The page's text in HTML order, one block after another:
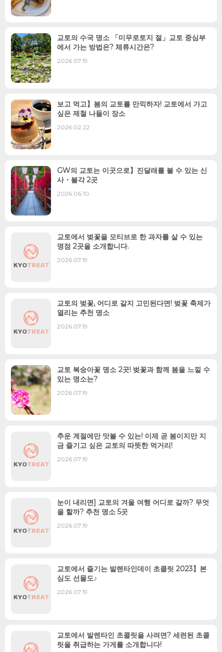
교토의 수국 명소 「미무로토지 절」교토 중심부
에서 가는 방법은? 체류시간은?
2026.07.19
보고 먹고】봄의 교토를 만끽하자! 교토에서 가고
싶은 제철 나들이 장소
2026.02.22
GW의 교토는 이곳으로】진달래를 볼 수 있는 신
사・불각 2곳
2026.06.10
교토에서 벚꽃을 모티브로 한 과자를 살 수 있는
명점 2곳을 소개합니다.
2026.07.19
교토의 벚꽃, 어디로 갈지 고민된다면! 벚꽃 축제가
열리는 추천 명소
2026.07.19
교토 복숭아꽃 명소 2곳! 벚꽃과 함께 봄을 느낄 수
있는 명소는?
2026.07.19
추운 계절에만 맛볼 수 있는! 이제 곧 봄이지만 지
금 즐기고 싶은 교토의 따뜻한 먹거리!
2026.07.19
눈이 내리면] 교토의 겨울 여행 어디로 갈까? 무엇
을 할까? 추천 명소 5곳
2026.07.19
교토에서 즐기는 발렌타인데이 초콜릿 2023】본
심도 선물도♪
2026.07.19
교토에서 발렌타인 초콜릿을 사려면? 세련된 초콜
릿을 취급하는 가게를 소개합니다!